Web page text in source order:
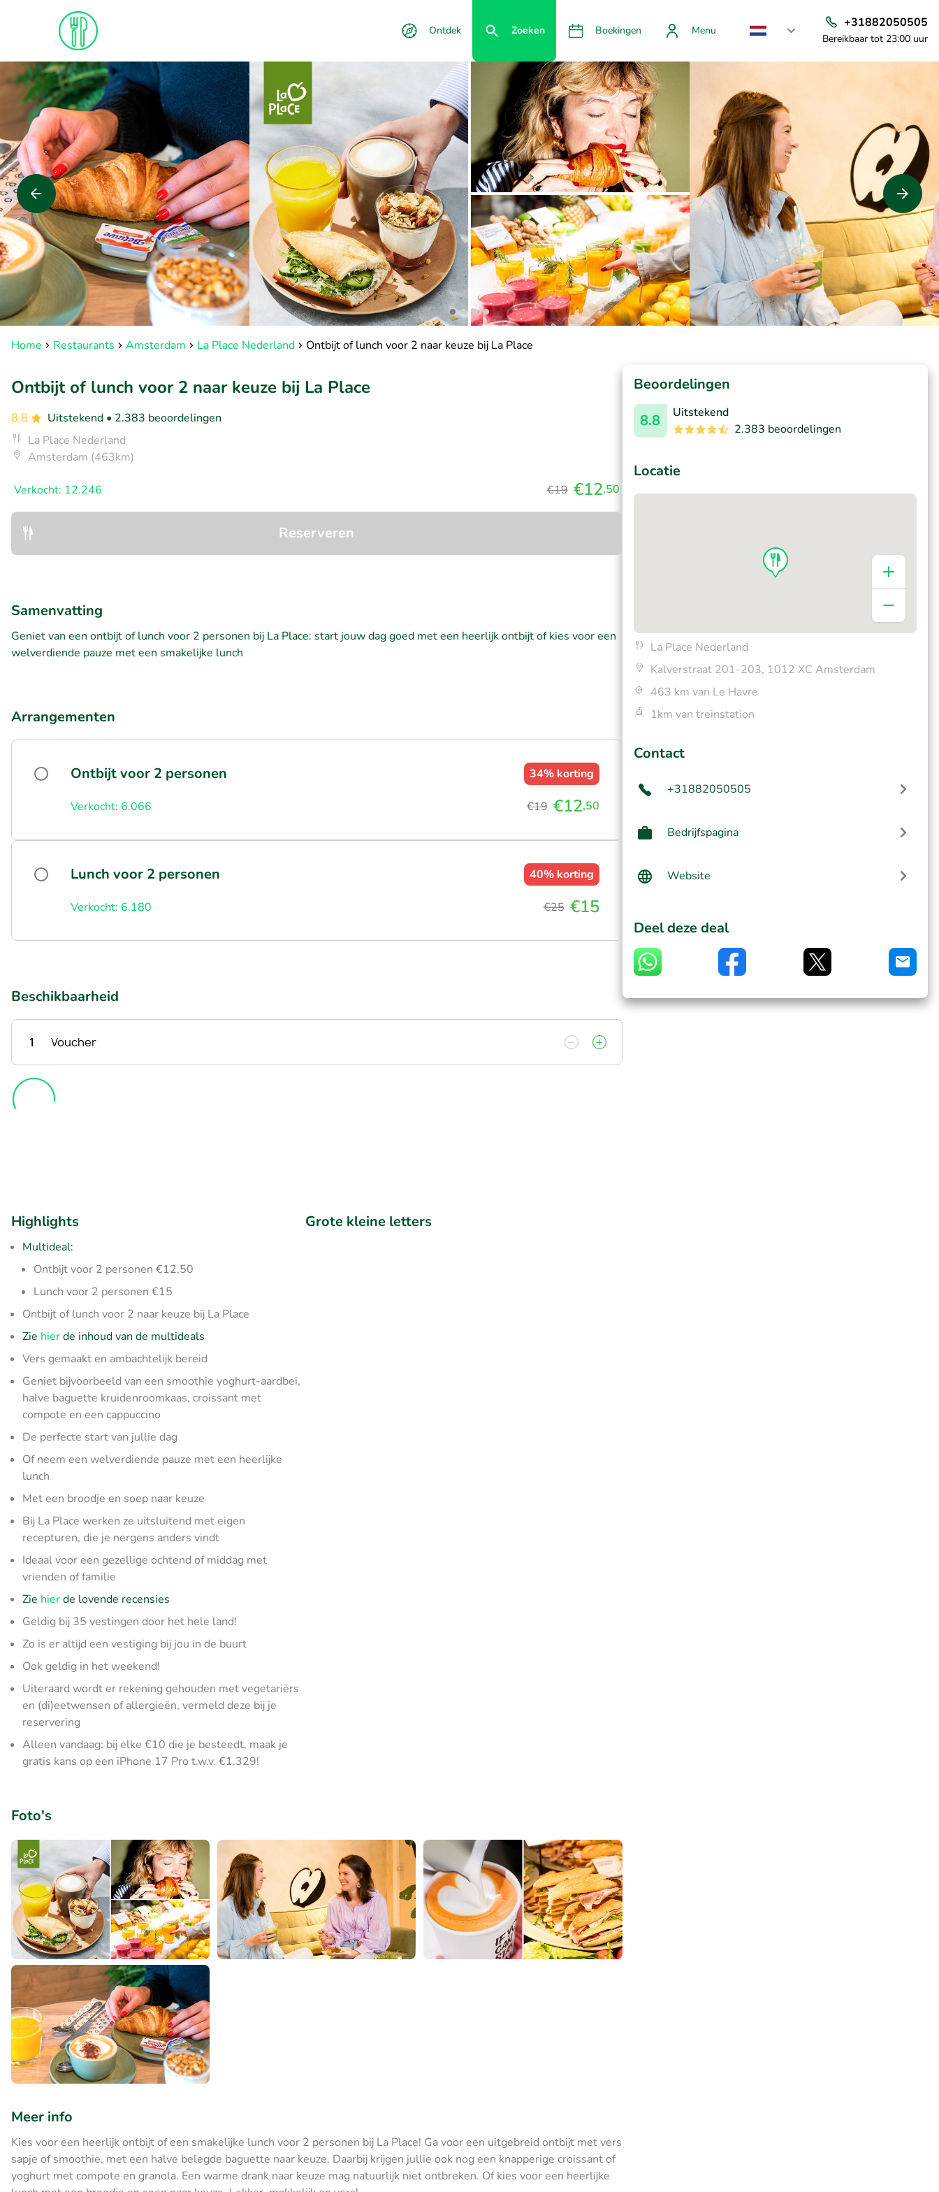
Ontdek Zoeken Boekingen Menu
+31882050505
Bereikbaar tot 23:00 uur
Home Restaurants Amsterdam La Place Nederland Ontbijt of lunch voor 2 naar keuze bij La Place
Ontbijt of lunch voor 2 naar keuze bij La Place
8.8 Uitstekend • 2.383 beoordelingen
La Place Nederland
Amsterdam (463km)
Verkocht: 12.246 €19 €12,50
Reserveren
Samenvatting
Geniet van een ontbijt of lunch voor 2 personen bij La Place: start jouw dag goed met een heerlijk ontbijt of kies voor een
welverdiende pauze met een smakelijke lunch
Arrangementen
Ontbijt voor 2 personen 34% korting
Verkocht: 6.066 €19 €12,50
Lunch voor 2 personen 40% korting
Verkocht: 6.180 €25 €15
Beschikbaarheid
1 Voucher
Highlights
Multideal:
Ontbijt voor 2 personen €12,50
Lunch voor 2 personen €15
Ontbijt of lunch voor 2 naar keuze bij La Place
Zie hierde inhoud van de multideals
Vers gemaakt en ambachtelijk bereid
Geniet bijvoorbeeld van een smoothie yoghurt-aardbei,
halve baguette kruidenroomkaas, croissant met
compote en een cappuccino
De perfecte start van jullie dag
Of neem een welverdiende pauze met een heerlijke
lunch
Met een broodje en soep naar keuze
Bij La Place werken ze uitsluitend met eigen
recepturen, die je nergens anders vindt
Ideaal voor een gezellige ochtend of middag met
vrienden of familie
Zie hierde lovende recensies
Geldig bij 35 vestingen door het hele land!
Zo is er altijd een vestiging bij jou in de buurt
Ook geldig in het weekend!
Uiteraard wordt er rekening gehouden met vegetariërs
en (di)eetwensen of allergieën, vermeld deze bij je
reservering
Alleen vandaag: bij elke €10 die je besteedt, maak je
gratis kans op een iPhone 17 Pro t.w.v. €1.329!
Grote kleine letters
Foto's
Meer info
Kies voor een heerlijk ontbijt of een smakelijke lunch voor 2 personen bij La Place! Ga voor een uitgebreid ontbijt met vers
sapje of smoothie, met een halve belegde baguette naar keuze. Daarbij krijgen jullie ook nog een knapperige croissant of
yoghurt met compote en granola. Een warme drank naar keuze mag natuurlijk niet ontbreken. Of kies voor een heerlijke
Beoordelingen
8.8
Uitstekend
2.383 beoordelingen
Locatie
La Place Nederland
Kalverstraat 201-203, 1012 XC Amsterdam
463 km van Le Havre
1km van treinstation
Contact
+31882050505
Bedrijfspagina
Website
Deel deze deal